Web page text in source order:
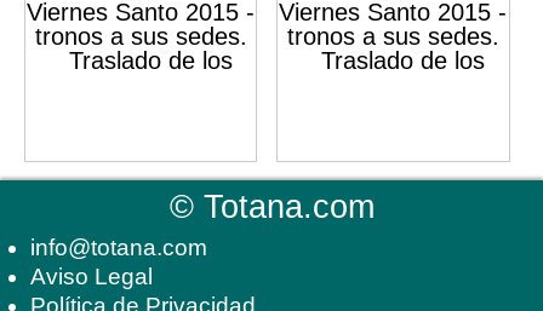
©Totana.com
info@totana.com
Aviso Legal
Política de Privacidad